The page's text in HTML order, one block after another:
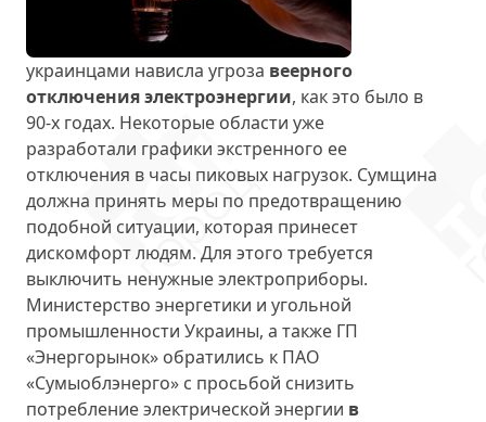
украинцами нависла угроза веерного
отключения электроэнергии, как это было в
90-х годах. Некоторые области уже
разработали графики экстренного ее
отключения в часы пиковых нагрузок. Сумщина
должна принять меры по предотвращению
подобной ситуации, которая принесет
дискомфорт людям. Для этого требуется
выключить ненужные электроприборы.
Министерство энергетики и угольной
промышленности Украины, а также ГП
«Энергорынок» обратились к ПАО
«Сумыоблэнерго» с просьбой снизить
потребление электрической энергии в